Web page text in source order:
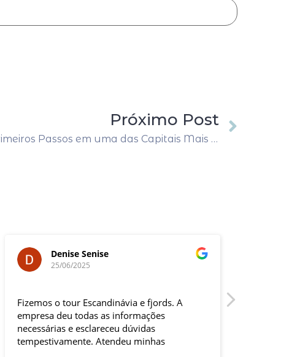
Próximo Post
Encantos de Madri: Primeiros Passos em uma das Capitais Mais Vibrantes da Europa
Denise Senise
25/06/2025
Fizemos o tour Escandinávia e fjords. A
empresa deu todas as informações
necessárias e esclareceu dúvidas
tempestivamente. Atendeu minhas